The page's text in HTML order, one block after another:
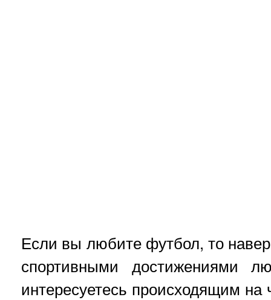
Если вы любите футбол, то
спортивными достижениями
интересуетесь происходящим на